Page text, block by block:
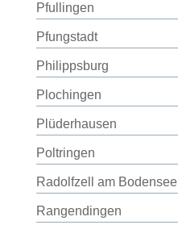
Pfullingen
Pfungstadt
Philippsburg
Plochingen
Plüderhausen
Poltringen
Radolfzell am Bodensee
Rangendingen